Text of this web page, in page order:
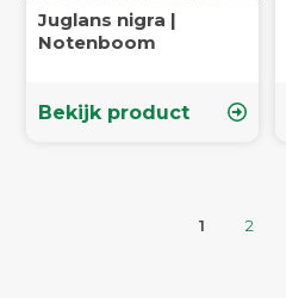
Juglans nigra |
Notenboom
Bekijk product
1 2